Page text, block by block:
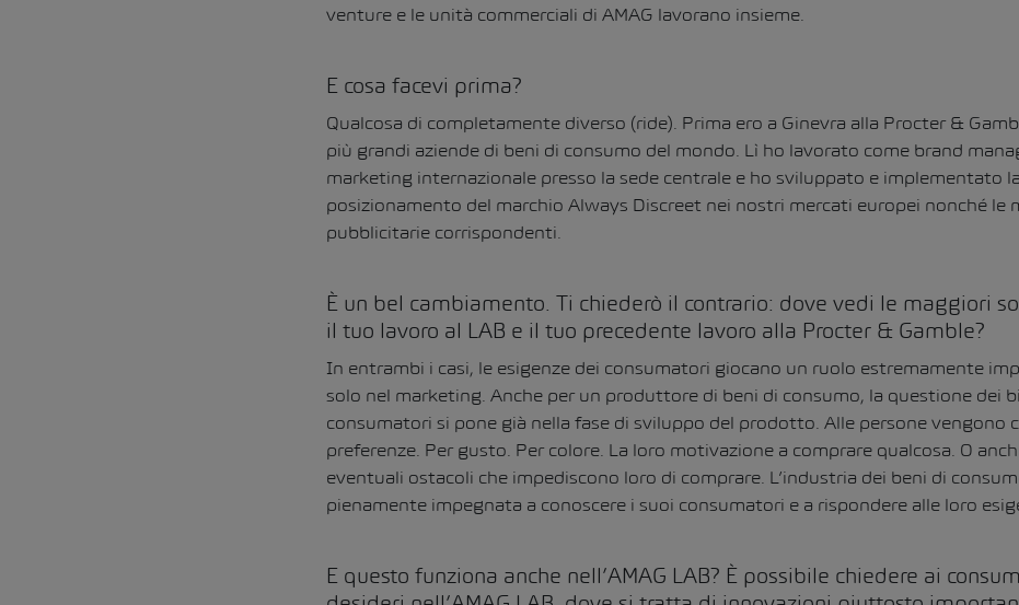
venture e le unità commerciali di AMAG lavorano insieme.
E cosa facevi prima?
Qualcosa di completamente diverso (ride). Prima ero a Ginevra alla Procter &
più grandi aziende di beni di consumo del mondo. Lì ho lavorato come brand
marketing internazionale presso la sede centrale e ho sviluppato e implementato
posizionamento del marchio Always Discreet nei nostri mercati europei nonché le
pubblicitarie corrispondenti.
È un bel cambiamento. Ti chiederò il contrario: dove vedi le maggiori
il tuo lavoro al LAB e il tuo precedente lavoro alla Procter & Gamble?
In entrambi i casi, le esigenze dei consumatori giocano un ruolo estremamente
solo nel marketing. Anche per un produttore di beni di consumo, la questione dei
consumatori si pone già nella fase di sviluppo del prodotto. Alle persone vengono
preferenze. Per gusto. Per colore. La loro motivazione a comprare qualcosa. O
eventuali ostacoli che impediscono loro di comprare. L’industria dei beni di
pienamente impegnata a conoscere i suoi consumatori e a rispondere alle loro
E questo funziona anche nell’AMAG LAB? È possibile chiedere ai